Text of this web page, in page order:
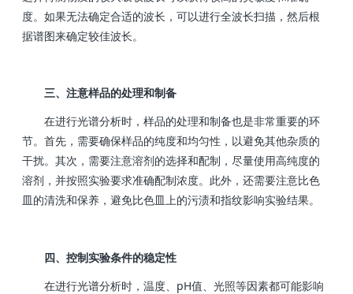
度。如果无法确定合适的波长，可以进行全波长扫描，然后根
据谱图来确定较佳波长。
三、注意样品的处理和制备
在进行光谱分析时，样品的处理和制备也是非常重要的环
节。首先，需要确保样品的纯度和均匀性，以避免其他杂质的
干扰。其次，需要注意溶剂的选择和配制，尽量使用高纯度的
溶剂，并按照实验要求准确配制浓度。此外，还需要注意比色
皿的清洗和保养，避免比色皿上的污渍和指纹影响实验结果。
四、控制实验条件的稳定性
在进行光谱分析时，温度、pH值、光照等因素都可能影响